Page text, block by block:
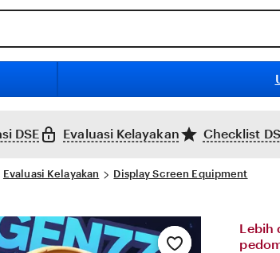
DSE Evaluasi Kelayakan Checklist
Evaluasi Kelayakan Display Screen Equipment
Lebih